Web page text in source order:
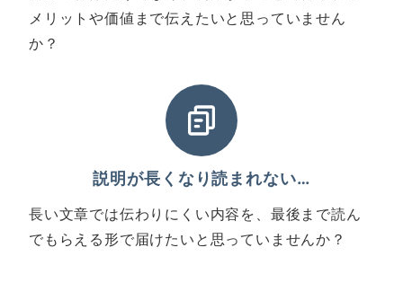
メリットや価値まで伝えたいと思っていません
か？
説明が長くなり読まれない…
長い文章では伝わりにくい内容を、最後まで読ん
でもらえる形で届けたいと思っていませんか？